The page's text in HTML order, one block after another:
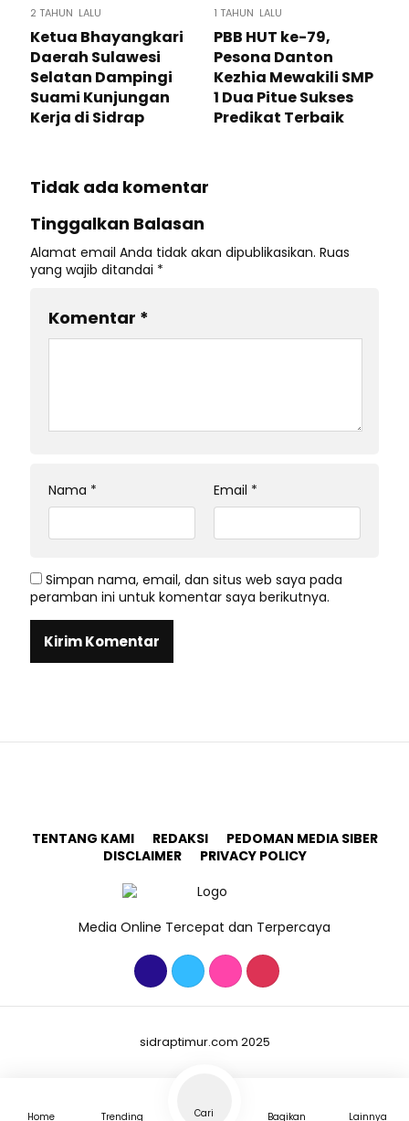
2 TAHUN LALU
Ketua Bhayangkari
Daerah Sulawesi
Selatan Dampingi
Suami Kunjungan
Kerja di Sidrap
1 TAHUN LALU
PBB HUT ke-79,
Pesona Danton
Kezhia Mewakili SMP
1 Dua Pitue Sukses
Predikat Terbaik
Tidak ada komentar
Tinggalkan Balasan
Alamat email Anda tidak akan dipublikasikan. Ruas
yang wajib ditandai *
Komentar *
Nama * Email *
Simpan nama, email, dan situs web saya pada
peramban ini untuk komentar saya berikutnya.
TENTANG KAMI REDAKSI
PEDOMAN MEDIA SIBER
DISCLAIMER
PRIVACY POLICY
Media Online Tercepat dan Terpercaya
sidraptimur.com 2025
Home Trending Cari Bagikan Lainnya